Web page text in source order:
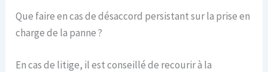
Que faire en cas de désaccord persistant sur la prise en
charge de la panne ?
En cas de litige, il est conseillé de recourir à la